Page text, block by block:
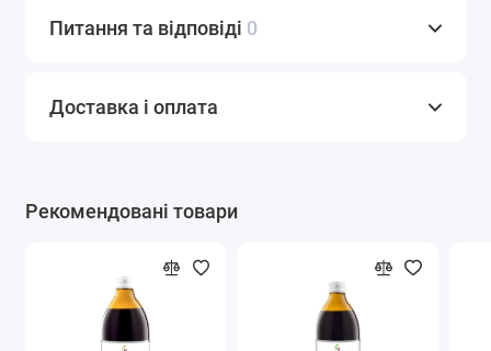
Питання та відповіді 0
Доставка і оплата
Рекомендовані товари